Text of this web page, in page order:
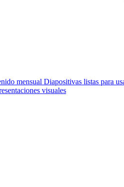
mensual Diapositivas listas para
visuales